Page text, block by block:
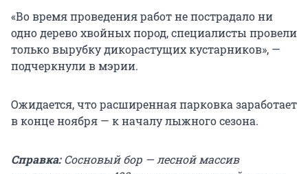
«Во время проведения работ не пострадало ни
одно дерево хвойных пород, специалисты провели
только вырубку дикорастущих кустарников», —
подчеркнули в мэрии.
Ожидается, что расширенная парковка заработает
в конце ноября — к началу лыжного сезона.
Справка:Сосновый бор — лесной массив